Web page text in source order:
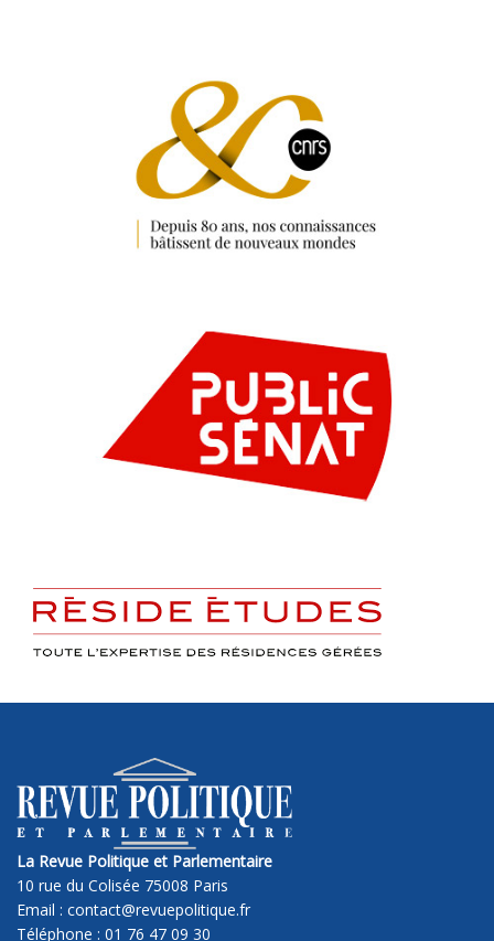
La Revue Politique et Parlementaire
10 rue du Colisée 75008 Paris
Email : contact@revuepolitique.fr
Téléphone : 01 76 47 09 30